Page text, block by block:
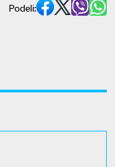
Podeli: